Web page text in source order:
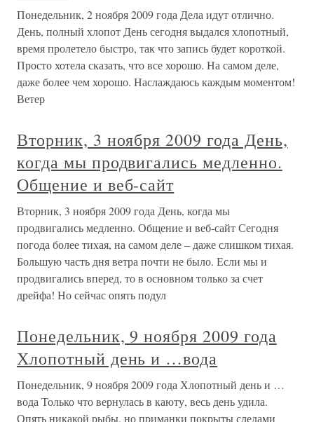
Понедельник, 2 ноября 2009 года Дела идут отлично.
День, полный хлопот День сегодня выдался хлопотный,
время пролетело быстро, так что запись будет короткой.
Просто хотела сказать, что все хорошо. На самом деле,
даже более чем хорошо. Наслаждаюсь каждым моментом!
Ветер
Вторник, 3 ноября 2009 года День,
когда мы продвигались медленно.
Общение и веб-сайт
Вторник, 3 ноября 2009 года День, когда мы
продвигались медленно. Общение и веб-сайт Сегодня
погода более тихая, на самом деле – даже слишком тихая.
Большую часть дня ветра почти не было. Если мы и
продвигались вперед, то в основном только за счет
дрейфа! Но сейчас опять подул
Понедельник, 9 ноября 2009 года
Хлопотный день и …вода
Понедельник, 9 ноября 2009 года Хлопотный день и …
вода Только что вернулась в каюту, весь день удила.
Опять никакой рыбы, но приманки покрыты следами